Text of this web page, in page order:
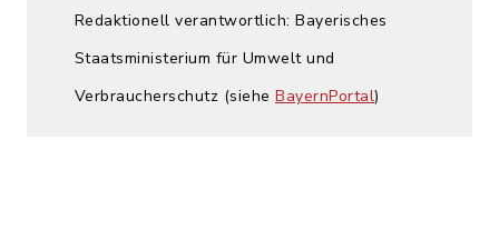
Redaktionell verantwortlich: Bayerisches
Staatsministerium für Umwelt und
Verbraucherschutz (siehe BayernPortal)